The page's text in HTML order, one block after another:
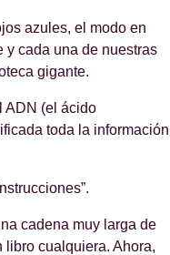
azules, el modo en
y cada una de nuestras
gigante.
ADN (el ácido
toda la información
cadena muy larga de
libro cualquiera. Ahora,